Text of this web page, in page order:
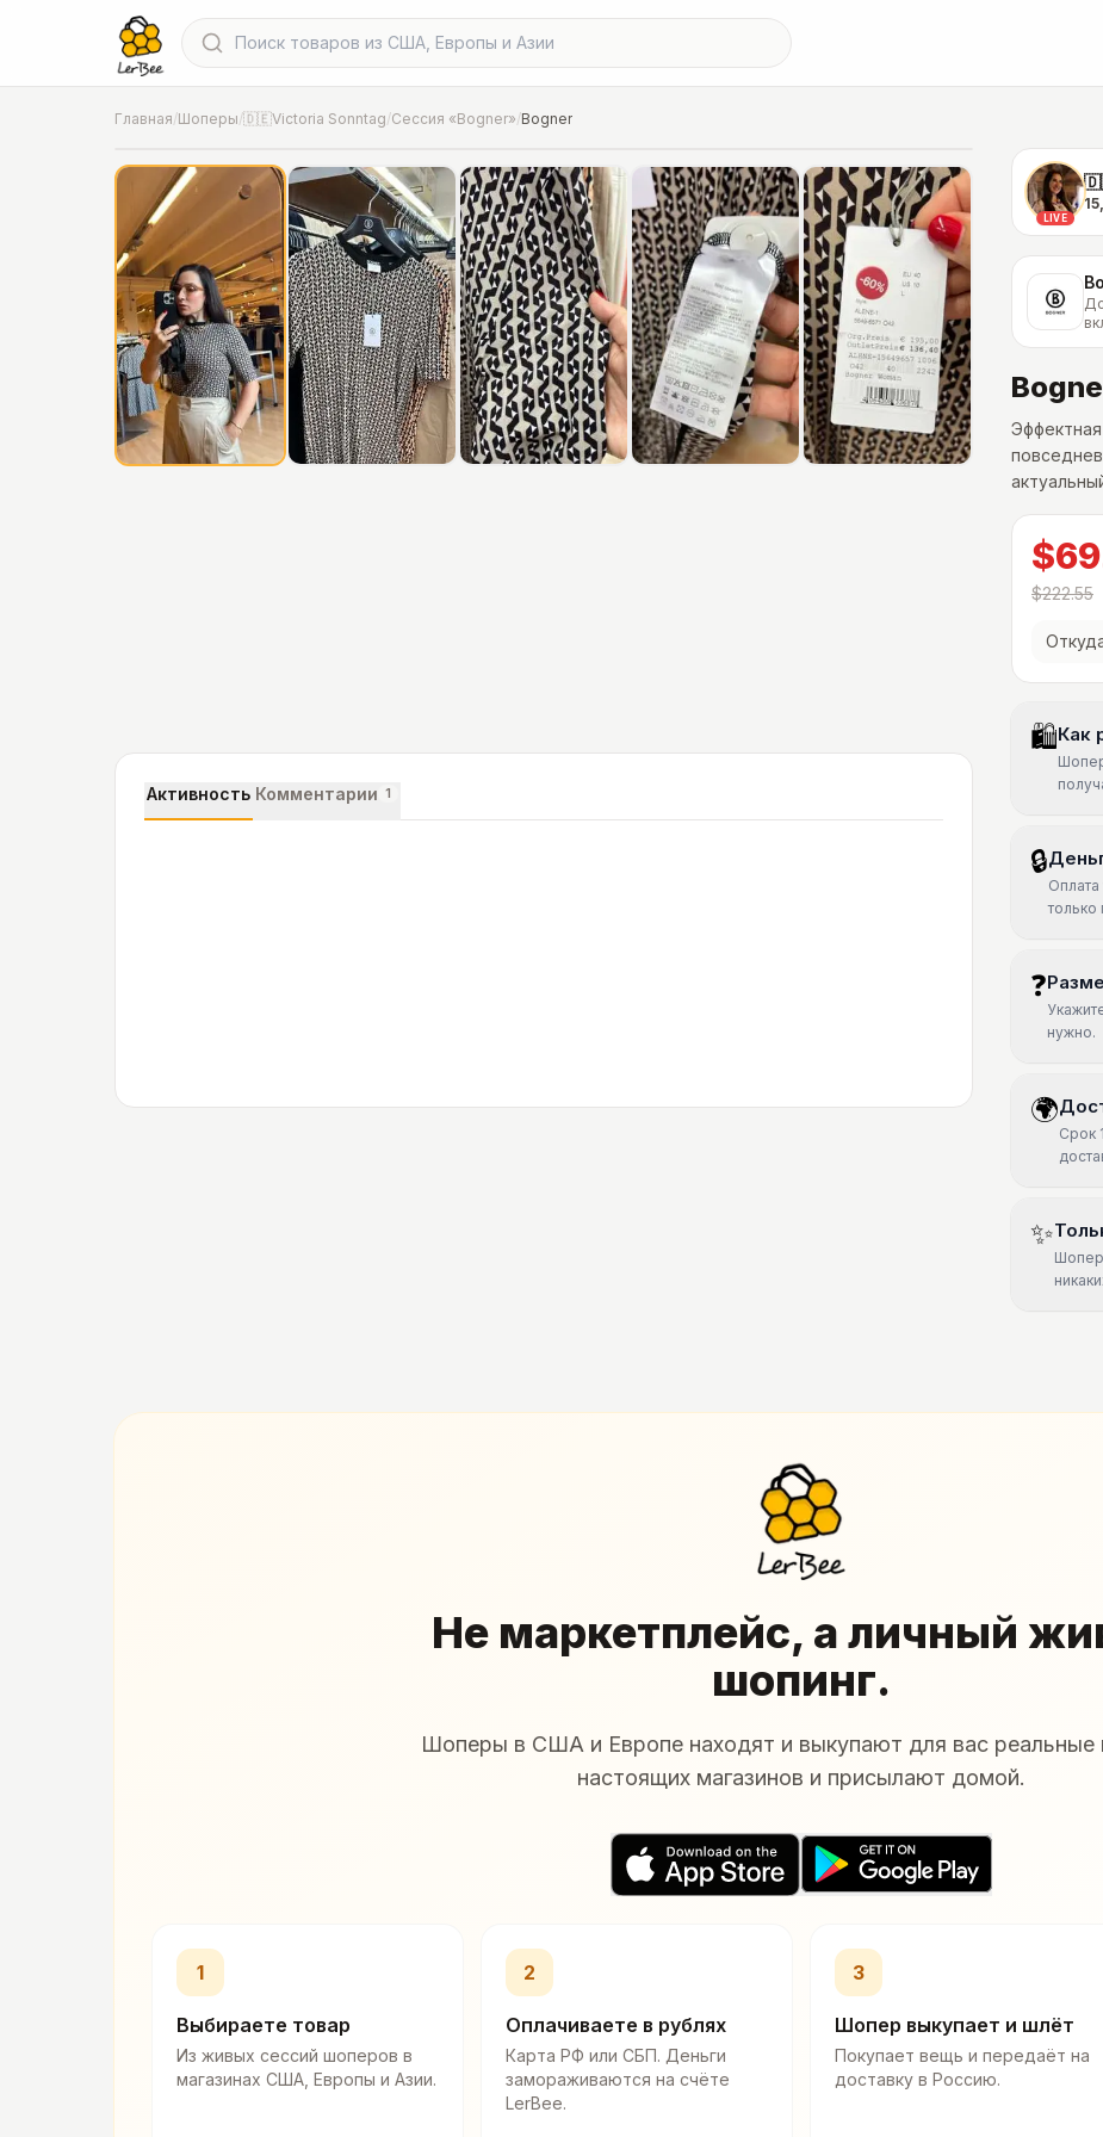
Главная/Шоперы/🇩🇪Victoria Sonntag/Сессия «Bogner»/Bogner
Фото от шопера·Дополнительные -30% уже включены в цену
LIVE
$222.55
🛍Как
🔒
только
❓
нужно.
🌍
Срок
✨
Активность Комментарии 1
Не маркетплейс, а личный
шопинг.
Шоперы в США и Европе находят и выкупают для вас реальные
настоящих магазинов и присылают домой.
1
Выбираете товар
Из живых сессий шоперов в
магазинах США, Европы и Азии.
2
Оплачиваете в рублях
Карта РФ или СБП. Деньги
замораживаются на счёте
LerBee.
3
Шопер выкупает и шлёт
Покупает вещь и передаёт на
доставку в Россию.